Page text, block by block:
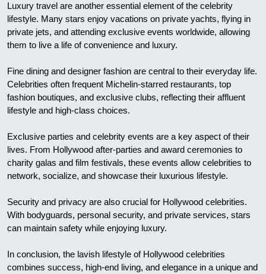
Luxury travel are another essential element of the celebrity
lifestyle. Many stars enjoy vacations on private yachts, flying in
private jets, and attending exclusive events worldwide, allowing
them to live a life of convenience and luxury.
Fine dining and designer fashion are central to their everyday life.
Celebrities often frequent Michelin-starred restaurants, top
fashion boutiques, and exclusive clubs, reflecting their affluent
lifestyle and high-class choices.
Exclusive parties and celebrity events are a key aspect of their
lives. From Hollywood after-parties and award ceremonies to
charity galas and film festivals, these events allow celebrities to
network, socialize, and showcase their luxurious lifestyle.
Security and privacy are also crucial for Hollywood celebrities.
With bodyguards, personal security, and private services, stars
can maintain safety while enjoying luxury.
In conclusion, the lavish lifestyle of Hollywood celebrities
combines success, high-end living, and elegance in a unique and